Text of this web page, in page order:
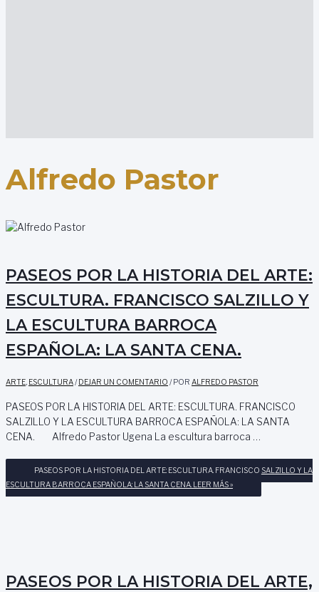
Alfredo Pastor
PASEOS POR LA HISTORIA DEL ARTE:
ESCULTURA. FRANCISCO SALZILLO Y
LA ESCULTURA BARROCA
ESPAÑOLA: LA SANTA CENA.
ARTE, ESCULTURA/DEJAR UN COMENTARIO / POR ALFREDO PASTOR
PASEOS POR LA HISTORIA DEL ARTE: ESCULTURA. FRANCISCO
SALZILLO Y LA ESCULTURA BARROCA ESPAÑOLA: LA SANTA
CENA. Alfredo Pastor Ugena La escultura barroca …
PASEOS POR LA HISTORIA DEL ARTE: ESCULTURA. FRANCISCO SALZILLO Y LA
ESCULTURA BARROCA ESPAÑOLA: LA SANTA CENA. LEER MÁS »
PASEOS POR LA HISTORIA DEL ARTE,